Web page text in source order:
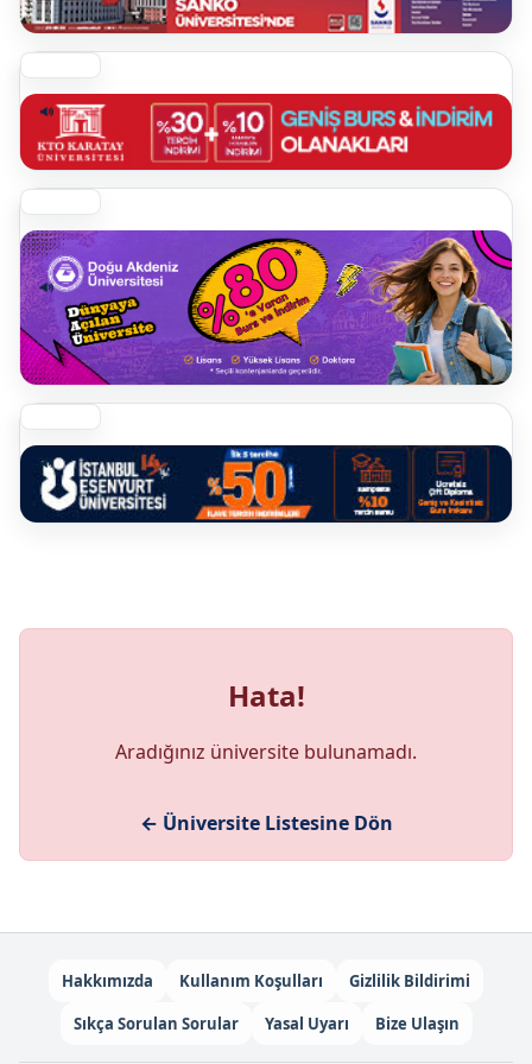
Hata!
Aradığınız üniversite bulunamadı.
← Üniversite Listesine Dön
Hakkımızda Kullanım Koşulları
Gizlilik Bildirimi
Sıkça Sorulan Sorular
Yasal Uyarı Bize Ulaşın